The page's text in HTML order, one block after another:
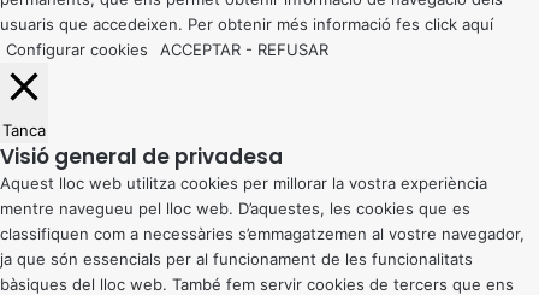
usuaris que accedeixen. Per obtenir més informació fes click aquí
Configurar cookies
ACCEPTAR - REFUSAR
Tanca
Visió general de privadesa
Aquest lloc web utilitza cookies per millorar la vostra experiència
mentre navegueu pel lloc web. D’aquestes, les cookies que es
classifiquen com a necessàries s’emmagatzemen al vostre navegador,
ja que són essencials per al funcionament de les funcionalitats
bàsiques del lloc web. També fem servir cookies de tercers que ens